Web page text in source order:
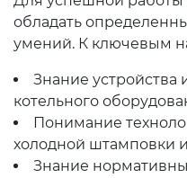
обладать
умений. К ключевым
Знание
котельного
Понимание
холодной штамповки
Знание